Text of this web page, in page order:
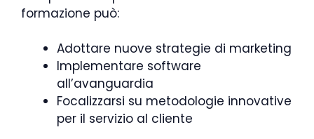
formazione può:
Adottare nuove strategie di marketing
Implementare software
all’avanguardia
Focalizzarsi su metodologie innovative
per il servizio al cliente